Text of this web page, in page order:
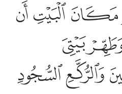
تشرك بي شييا وطهر بيتي للطايفين
أَن لَّا تُشْرِكْ بِى شَيْـًۭٔا
ﱩﱪﱫ
ﱱ
ﱴﱵ